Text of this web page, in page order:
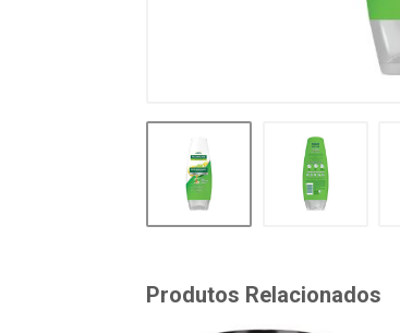
Produtos Relacionados